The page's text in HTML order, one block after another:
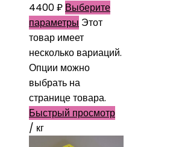
4400₽ Выберите
параметры Этот
товар имеет
несколько вариаций.
Опции можно
выбрать на
странице товара.
Быстрый просмотр
/ кг